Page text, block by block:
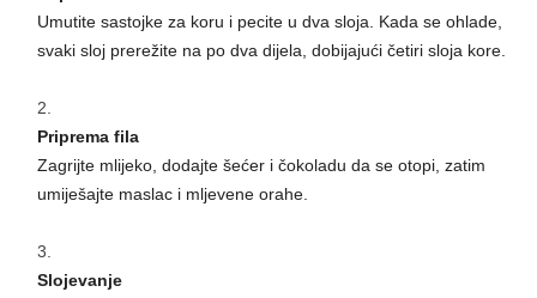
Umutite sastojke za koru i pecite u dva sloja. Kada se ohlade,
svaki sloj prerežite na po dva dijela, dobijajući četiri sloja kore.
Priprema fila
Zagrijte mlijeko, dodajte šećer i čokoladu da se otopi, zatim
umiješajte maslac i mljevene orahe.
Slojevanje